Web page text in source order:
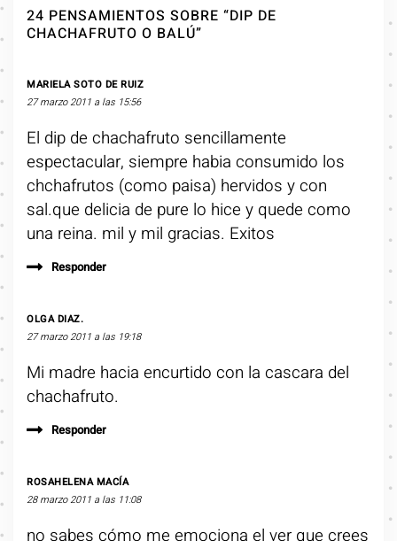
24 PENSAMIENTOS SOBRE “DIP DE
CHACHAFRUTO O BALÚ”
MARIELA SOTO DE RUIZ
27 marzo 2011 a las 15:56
El dip de chachafruto sencillamente
espectacular, siempre habia consumido los
chchafrutos (como paisa) hervidos y con
sal.que delicia de pure lo hice y quede como
una reina. mil y mil gracias. Exitos
Responder
OLGA DIAZ.
27 marzo 2011 a las 19:18
Mi madre hacia encurtido con la cascara del
chachafruto.
Responder
ROSAHELENA MACÍA
28 marzo 2011 a las 11:08
no sabes cómo me emociona el ver que crees